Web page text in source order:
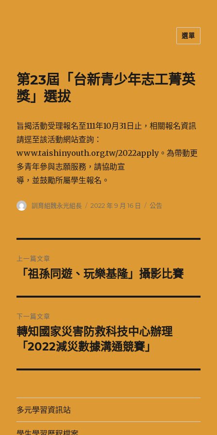
選單
第23屆「台新青少年志工菁英
獎」選拔
旨揭活動受理報名至111年10月31日止，相關報名資訊
請逕至該活動網站查詢：
www.taishinyouth.org.tw/2022apply。為帶動更
多青年參與志願服務，請協助宣
導，並鼓勵所屬學生報名。
作
訓育組魏永光組長
發
2022 年 9 月 16 日
分
公告
章
覽
上一篇文章
上
篇
文
章:
「祖孫同遊、玩樂基隆」攝影比賽
下一篇文章
下
文
轉知國家災害防救科技中心辦理
「2022減災數據溝通競賽」
多元學習資訊站